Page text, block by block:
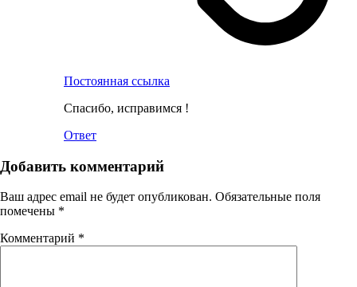
Постоянная ссылка
Спасибо, исправимся !
Ответ
Добавить комментарий
Ваш адрес email не будет опубликован. Обязательные поля
помечены *
Комментарий *